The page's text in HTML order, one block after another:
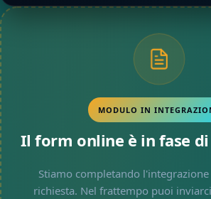
MODULO IN
Il form online è in fase
Stiamo completando
richiesta. Nel frattempo puoi